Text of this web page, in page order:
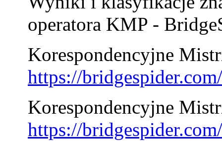
operatora KMP -
Korespondencyjne
https://
Korespondencyjne
https://